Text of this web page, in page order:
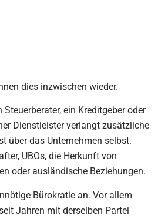
dies inzwischen wieder.
Steuerberater, ein Kreditgeber oder
Dienstleister verlangt zusätzliche
über das Unternehmen selbst.
UBOs, die Herkunft von
oder ausländische Beziehungen.
Bürokratie an. Vor allem
Jahren mit derselben Partei